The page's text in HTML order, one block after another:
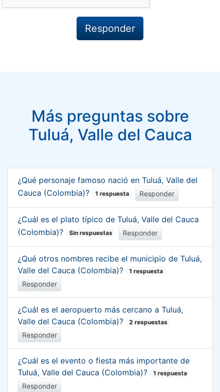
Más preguntas sobre
Tuluá, Valle del Cauca
¿Qué personaje famoso nació en Tuluá, Valle del
Cauca (Colombia)?
1 respuesta Responder
¿Cuál es el plato típico de Tuluá, Valle del Cauca
(Colombia)?
Sin respuestas Responder
¿Qué otros nombres recibe el municipio de Tuluá,
Valle del Cauca (Colombia)?
1 respuesta
Responder
¿Cuál es el aeropuerto más cercano a Tuluá,
Valle del Cauca (Colombia)?
2 respuestas
Responder
¿Cuál es el evento o fiesta más importante de
Tuluá, Valle del Cauca (Colombia)?
1 respuesta
Responder